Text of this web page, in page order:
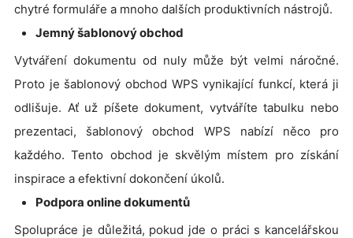
chytré formuláře a mnoho dalších produktivních nástrojů.
Jemný šablonový obchod
Vytváření dokumentu od nuly může být velmi náročné.
Proto je šablonový obchod WPS vynikající funkcí, která ji
odlišuje. Ať už píšete dokument, vytváříte tabulku nebo
prezentaci, šablonový obchod WPS nabízí něco pro
každého. Tento obchod je skvělým místem pro získání
inspirace a efektivní dokončení úkolů.
Podpora online dokumentů
Spolupráce je důležitá, pokud jde o práci s kancelářskou